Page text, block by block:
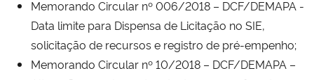
Memorando Circular nº 006/2018 – DCF/DEMAPA -
Data limite para Dispensa de Licitação no SIE,
solicitação de recursos e registro de pré-empenho;
Memorando Circular nº 10/2018 – DCF/DEMAPA –